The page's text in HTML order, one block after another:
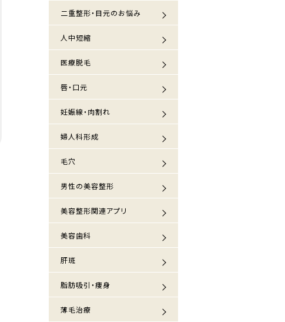
二重整形・目元のお悩み
人中短縮
医療脱毛
唇・口元
妊娠線・肉割れ
婦人科形成
毛穴
男性の美容整形
美容整形関連アプリ
美容歯科
肝斑
脂肪吸引・痩身
薄毛治療